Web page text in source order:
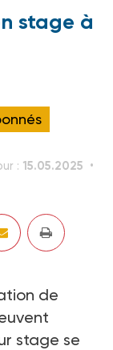
stage à
: 15.05.2025
de
stage se